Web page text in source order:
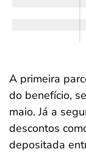
A primeira
do benefício,
maio. Já a
descontos
depositada